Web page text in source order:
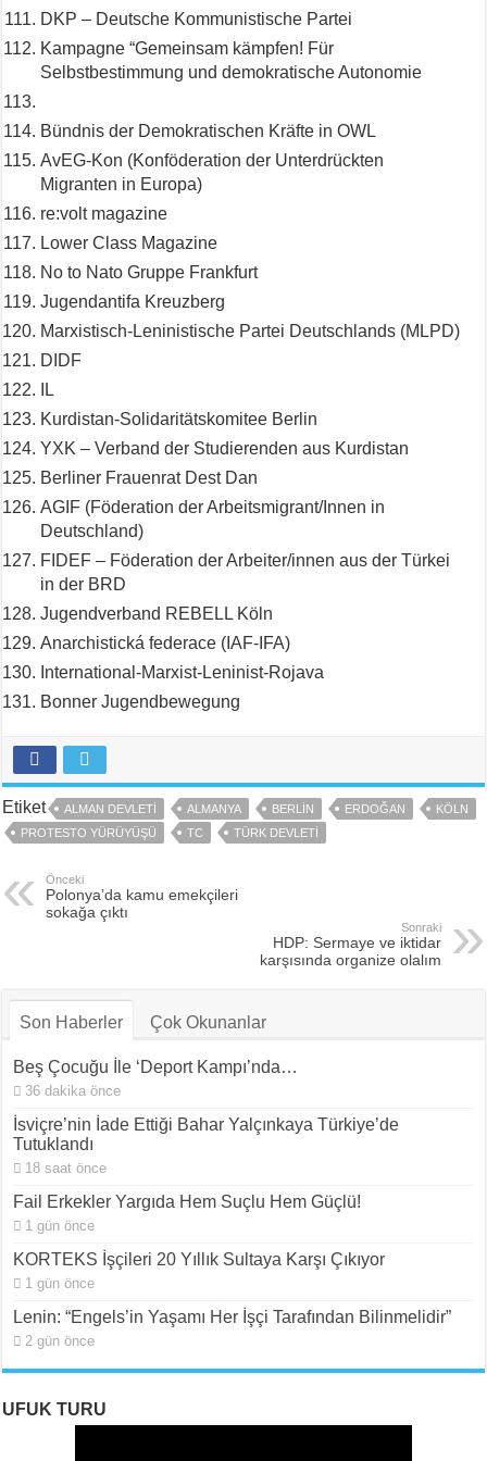
DKP – Deutsche Kommunistische Partei
Kampagne “Gemeinsam kämpfen! Für
Selbstbestimmung und demokratische Autonomie
Bündnis der Demokratischen Kräfte in OWL
AvEG-Kon (Konföderation der Unterdrückten
Migranten in Europa)
re:volt magazine
Lower Class Magazine
No to Nato Gruppe Frankfurt
Jugendantifa Kreuzberg
Marxistisch-Leninistische Partei Deutschlands (MLPD)
DIDF
IL
Kurdistan-Solidaritätskomitee Berlin
YXK – Verband der Studierenden aus Kurdistan
Berliner Frauenrat Dest Dan
AGIF (Föderation der Arbeitsmigrant/Innen in
Deutschland)
FIDEF – Föderation der Arbeiter/innen aus der Türkei
in der BRD
Jugendverband REBELL Köln
Anarchistická federace (IAF-IFA)
International-Marxist-Leninist-Rojava
Bonner Jugendbewegung
Etiket ALMAN DEVLETI ALMANYA BERLIN ERDOĞAN
KÖLN
PROTESTO YÜRÜYÜŞÜ
TC TÜRK DEVLETI
Önceki
Polonya’da kamu emekçileri
sokağa çıktı
Sonraki
HDP: Sermaye ve iktidar
karşısında organize olalım
Son Haberler Çok Okunanlar
Beş Çocuğu İle ‘Deport Kampı’nda…
36 dakika önce
İsviçre’nin İade Ettiği Bahar Yalçınkaya Türkiye’de
Tutuklandı
18 saat önce
Fail Erkekler Yargıda Hem Suçlu Hem Güçlü!
1 gün önce
KORTEKS İşçileri 20 Yıllık Sultaya Karşı Çıkıyor
1 gün önce
Lenin: “Engels’in Yaşamı Her İşçi Tarafından Bilinmelidir”
2 gün önce
UFUK TURU